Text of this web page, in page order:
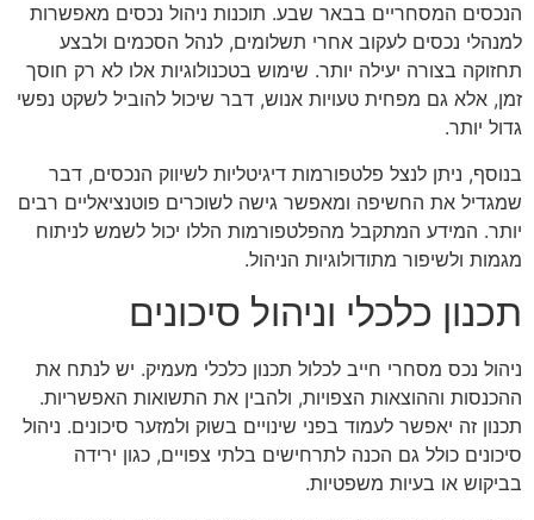
הנכסים המסחריים בבאר שבע. תוכנות ניהול נכסים מאפשרות
למנהלי נכסים לעקוב אחרי תשלומים, לנהל הסכמים ולבצע
תחזוקה בצורה יעילה יותר. שימוש בטכנולוגיות אלו לא רק חוסך
זמן, אלא גם מפחית טעויות אנוש, דבר שיכול להוביל לשקט נפשי
גדול יותר.
בנוסף, ניתן לנצל פלטפורמות דיגיטליות לשיווק הנכסים, דבר
שמגדיל את החשיפה ומאפשר גישה לשוכרים פוטנציאליים רבים
יותר. המידע המתקבל מהפלטפורמות הללו יכול לשמש לניתוח
מגמות ולשיפור מתודולוגיות הניהול.
תכנון כלכלי וניהול סיכונים
ניהול נכס מסחרי חייב לכלול תכנון כלכלי מעמיק. יש לנתח את
ההכנסות וההוצאות הצפויות, ולהבין את התשואות האפשריות.
תכנון זה יאפשר לעמוד בפני שינויים בשוק ולמזער סיכונים. ניהול
סיכונים כולל גם הכנה לתרחישים בלתי צפויים, כגון ירידה
בביקוש או בעיות משפטיות.